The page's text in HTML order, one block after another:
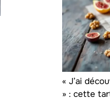
« J’ai
» : cette